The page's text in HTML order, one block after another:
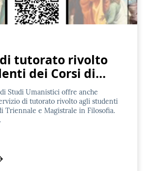
tutorato rivolto
dei Corsi di…
Studi Umanistici offre anche
di tutorato rivolto agli studenti
Triennale e Magistrale in Filosofia.